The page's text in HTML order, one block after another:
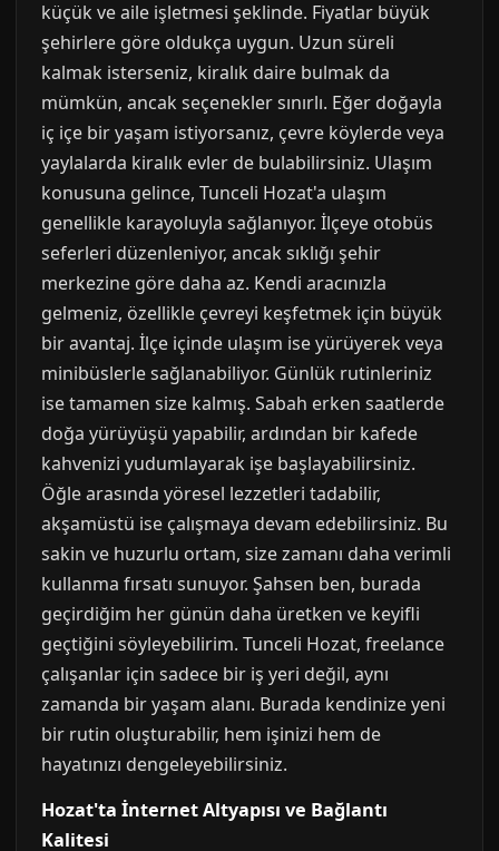
küçük ve aile işletmesi şeklinde. Fiyatlar büyük
şehirlere göre oldukça uygun. Uzun süreli
kalmak isterseniz, kiralık daire bulmak da
mümkün, ancak seçenekler sınırlı. Eğer doğayla
iç içe bir yaşam istiyorsanız, çevre köylerde veya
yaylalarda kiralık evler de bulabilirsiniz. Ulaşım
konusuna gelince, Tunceli Hozat'a ulaşım
genellikle karayoluyla sağlanıyor. İlçeye otobüs
seferleri düzenleniyor, ancak sıklığı şehir
merkezine göre daha az. Kendi aracınızla
gelmeniz, özellikle çevreyi keşfetmek için büyük
bir avantaj. İlçe içinde ulaşım ise yürüyerek veya
minibüslerle sağlanabiliyor. Günlük rutinleriniz
ise tamamen size kalmış. Sabah erken saatlerde
doğa yürüyüşü yapabilir, ardından bir kafede
kahvenizi yudumlayarak işe başlayabilirsiniz.
Öğle arasında yöresel lezzetleri tadabilir,
akşamüstü ise çalışmaya devam edebilirsiniz. Bu
sakin ve huzurlu ortam, size zamanı daha verimli
kullanma fırsatı sunuyor. Şahsen ben, burada
geçirdiğim her günün daha üretken ve keyifli
geçtiğini söyleyebilirim. Tunceli Hozat, freelance
çalışanlar için sadece bir iş yeri değil, aynı
zamanda bir yaşam alanı. Burada kendinize yeni
bir rutin oluşturabilir, hem işinizi hem de
hayatınızı dengeleyebilirsiniz.
Hozat'ta İnternet Altyapısı ve Bağlantı
Kalitesi